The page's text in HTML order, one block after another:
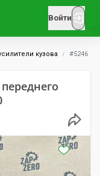
Войти
кузова #5246